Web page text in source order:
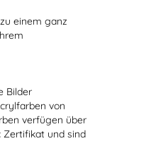
einem ganz
Bilder
von
verfügen über
Zertifikat und sind